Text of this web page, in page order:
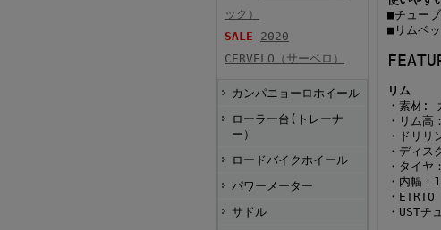
ック）
SALE
2020
CERVELO（サーベロ）
カンパニョーロホイール
ローラー台(トレーナ
ー）
ロードバイクホイール
パワーメーター
サドル
■チュー
■リムベ
リム
・素材:
・リム高
・ドリリ
・ディス
・タイヤ
・内幅：
・
・USTチ